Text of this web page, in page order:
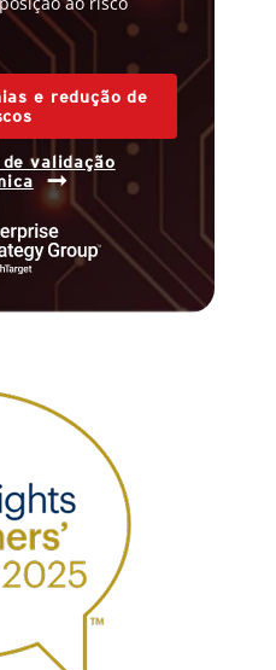
e redução de
validação